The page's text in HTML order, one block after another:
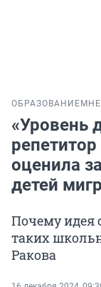
ОБРАЗОВАНИЕ
«Уровень
оценила
детей
Почему идея
таких
Ракова